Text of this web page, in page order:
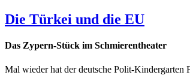
Die Türkei und die EU
Das Zypern-Stück im Schmierentheater
Mal wieder hat der deutsche Polit-Kindergarten